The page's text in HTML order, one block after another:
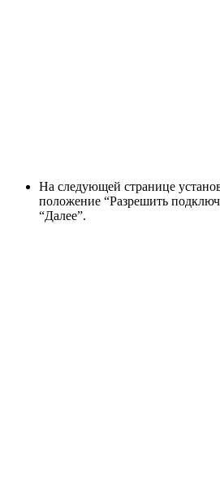
На следующей странице
положение “Разрешить
“Далее”.